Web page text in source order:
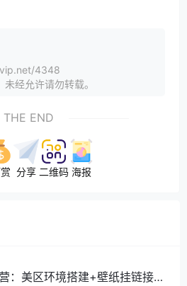
4348
经允许请勿转载。
THE END
分享 二维码 海报
：美区环境搭建+壁纸挂链接